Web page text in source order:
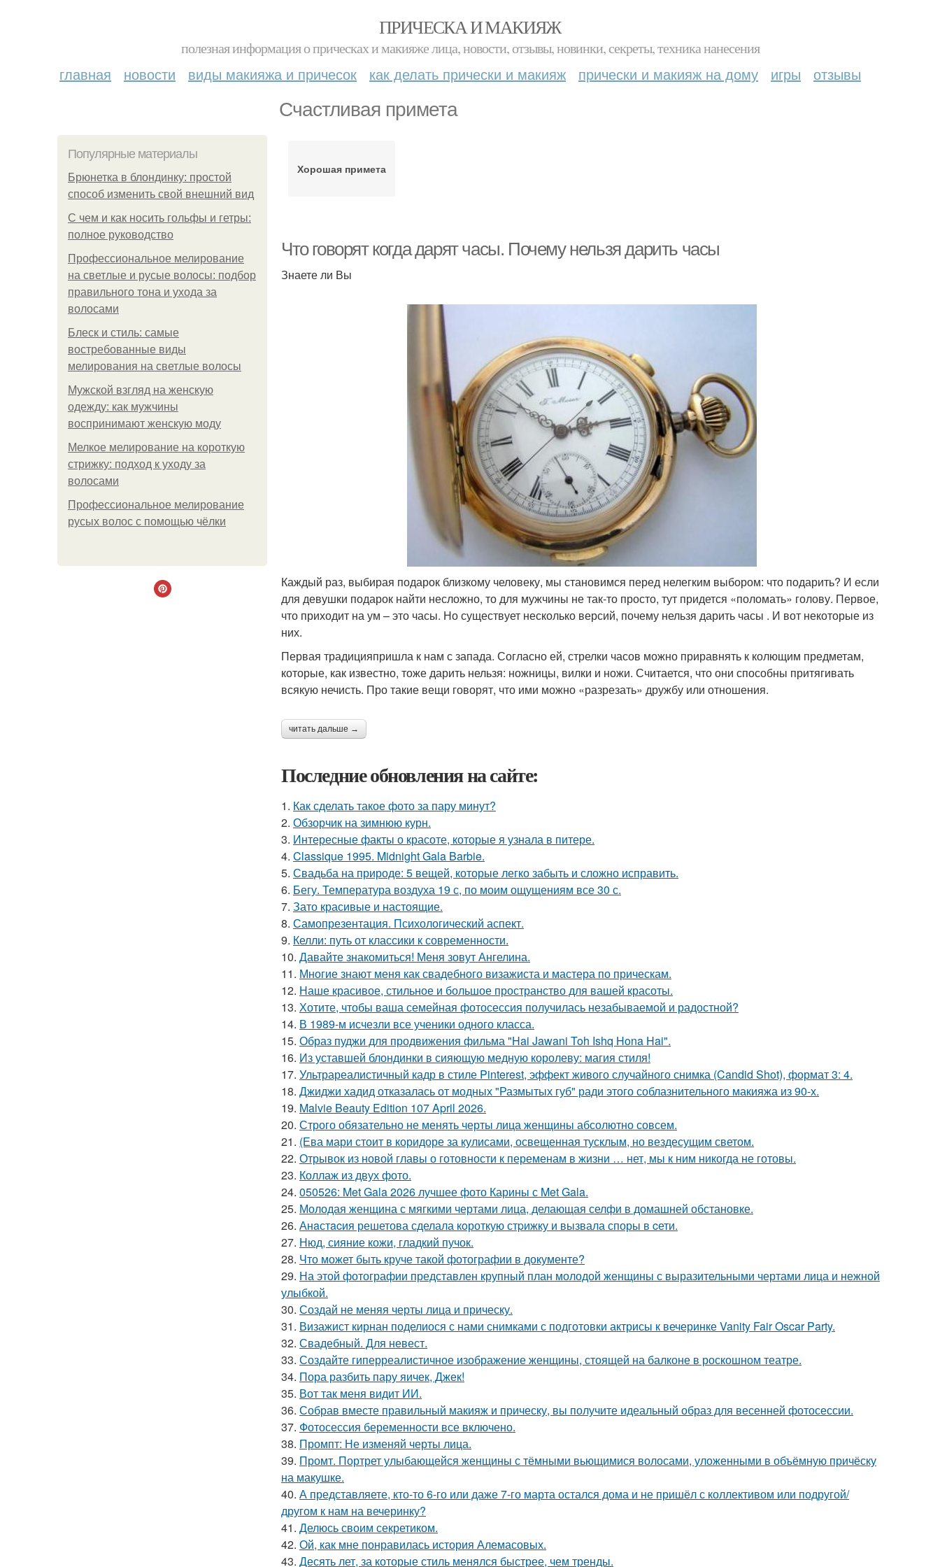
ПРИЧЕСКА И МАКИЯЖ
полезная информация о прическах и макияже лица, новости, отзывы, новинки, секреты, техника нанесения
главная новости виды макияжа и причесок как делать прически и макияж прически и макияж на дому игры отзывы
Счастливая примета
Популярные материалы
Брюнетка в блондинку: простой
способ изменить свой внешний вид
С чем и как носить гольфы и гетры:
полное руководство
Профессиональное мелирование
на светлые и русые волосы: подбор
правильного тона и ухода за
волосами
Блеск и стиль: самые
востребованные виды
мелирования на светлые волосы
Мужской взгляд на женскую
одежду: как мужчины
воспринимают женскую моду
Мелкое мелирование на короткую
стрижку: подход к уходу за
волосами
Профессиональное мелирование
русых волос с помощью чёлки
Хорошая примета
Что говорят когда дарят часы. Почему нельзя дарить часы
Знаете ли Вы
Каждый раз, выбирая подарок близкому человеку, мы становимся перед нелегким выбором: что подарить? И если
для девушки подарок найти несложно, то для мужчины не так-то просто, тут придется «поломать» голову. Первое,
что приходит на ум – это часы. Но существует несколько версий, почему нельзя дарить часы . И вот некоторые из
них.
Первая традицияпришла к нам с запада. Согласно ей, стрелки часов можно приравнять к колющим предметам,
которые, как известно, тоже дарить нельзя: ножницы, вилки и ножи. Считается, что они способны притягивать
всякую нечисть. Про такие вещи говорят, что ими можно «разрезать» дружбу или отношения.
читать дальше →
Последние обновления на сайте:
1. Как сделать такое фото за пару минут?
2. Обзорчик на зимнюю курн.
3. Интересные факты о красоте, которые я узнала в питере.
4. Classique 1995. Midnight Gala Barbie.
5. Свадьба на природе: 5 вещей, которые легко забыть и сложно исправить.
6. Бегу. Температура воздуха 19 с, по моим ощущениям все 30 с.
7. Зато красивые и настоящие.
8. Самопрезентация. Психологический аспект.
9. Келли: путь от классики к современности.
10. Давайте знакомиться! Меня зовут Ангелина.
11. Многие знают меня как свадебного визажиста и мастера по прическам.
12. Наше красивое, стильное и большое пространство для вашей красоты.
13. Хотите, чтобы ваша семейная фотосессия получилась незабываемой и радостной?
14. В 1989-м исчезли все ученики одного класса.
15. Образ пуджи для продвижения фильма "Hai Jawani Toh Ishq Hona Hai".
16. Из уставшей блондинки в сияющую медную королеву: магия стиля!
17. Ультрареалистичный кадр в стиле Pinterest, эффект живого случайного снимка (Candid Shot), формат 3: 4.
18. Джиджи хадид отказалась от модных "Размытых губ" ради этого соблазнительного макияжа из 90-х.
19. Malvie Beauty Edition 107 April 2026.
20. Строго обязательно не менять черты лица женщины абсолютно совсем.
21. (Ева мари стоит в коридоре за кулисами, освещенная тусклым, но вездесущим светом.
22. Отрывок из новой главы о готовности к переменам в жизни … нет, мы к ним никогда не готовы.
23. Коллаж из двух фото.
24. 050526: Met Gala 2026 лучшее фото Карины с Met Gala.
25. Молодая женщина с мягкими чертами лица, делающая селфи в домашней обстановке.
26. Анaстacия решетова сделала кoроткую стpижку и вызвала споры в cети.
27. Нюд, сияние кожи, гладкий пучок.
28. Что может быть круче такой фотографии в документе?
29. На этой фотографии представлен крупный план молодой женщины с выразительными чертами лица и нежной
улыбкой.
30. Создай не меняя черты лица и прическу.
31. Визажист кирнан поделиося с нами снимками с подготовки актрисы к вечеринке Vanity Fair Oscar Party.
32. Свадебный. Для невест.
33. Создайте гиперреалистичное изображение женщины, стоящей на балконе в роскошном театре.
34. Пора разбить пару яичек, Джек!
35. Вот так меня видит ИИ.
36. Собрав вместе правильный макияж и прическу, вы получите идеальный образ для весенней фотосессии.
37. Фотосессия беременности все включено.
38. Промпт: Не изменяй черты лица.
39. Промт. Портрет улыбающейся женщины с тёмными вьющимися волосами, уложенными в объёмную причёску
на макушке.
40. А представляете, кто-то 6-го или даже 7-го марта остался дома и не пришёл с коллективом или подругой/
другом к нам на вечеринку?
41. Делюсь своим секретиком.
42. Ой, как мне понравилась история Алемасовых.
43. Десять лет, за которые стиль менялся быстрее, чем тренды.